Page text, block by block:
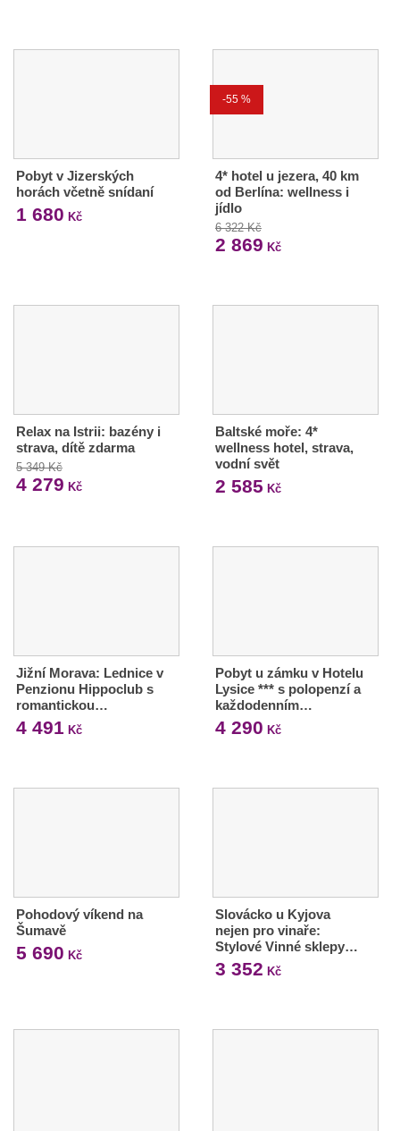
Pobyt v Jizerských
horách včetně snídaní
1 680 Kč
-55 %
4* hotel u jezera, 40 km
od Berlína: wellness i
jídlo
6 322 Kč
2 869 Kč
Relax na Istrii: bazény i
strava, dítě zdarma
5 349 Kč
4 279 Kč
Baltské moře: 4*
wellness hotel, strava,
vodní svět
2 585 Kč
Jižní Morava: Lednice v
Penzionu Hippoclub s
romantickou…
4 491 Kč
Pobyt u zámku v Hotelu
Lysice *** s polopenzí a
každodenním…
4 290 Kč
Pohodový víkend na
Šumavě
5 690 Kč
Slovácko u Kyjova
nejen pro vinaře:
Stylové Vinné sklepy…
3 352 Kč